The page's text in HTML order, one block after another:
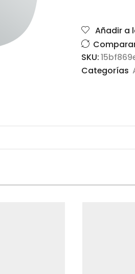
Añadir a
SKU:
Categorías